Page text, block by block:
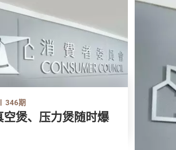
346期
空煲、压力煲随时爆